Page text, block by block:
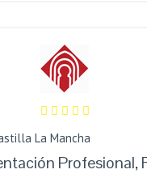
La Mancha
Profesional,